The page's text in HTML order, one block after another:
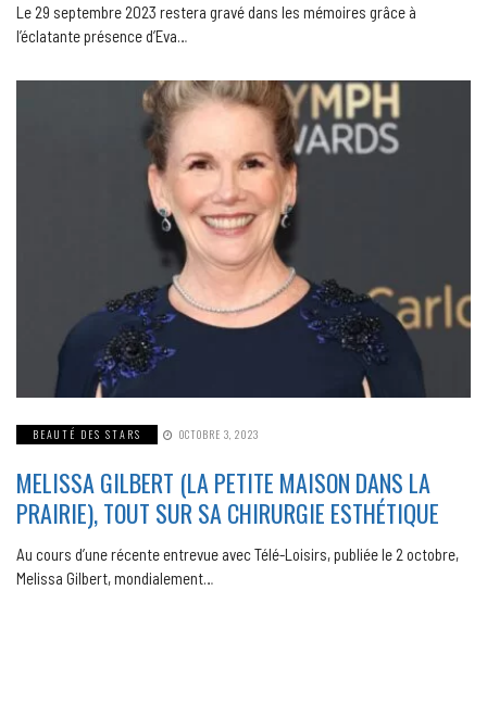
Le 29 septembre 2023 restera gravé dans les mémoires grâce à
l’éclatante présence d’Eva…
BEAUTÉ DES STARS OCTOBRE 3, 2023
MELISSA GILBERT (LA PETITE MAISON DANS LA
PRAIRIE), TOUT SUR SA CHIRURGIE ESTHÉTIQUE
Au cours d’une récente entrevue avec Télé-Loisirs, publiée le 2 octobre,
Melissa Gilbert, mondialement…